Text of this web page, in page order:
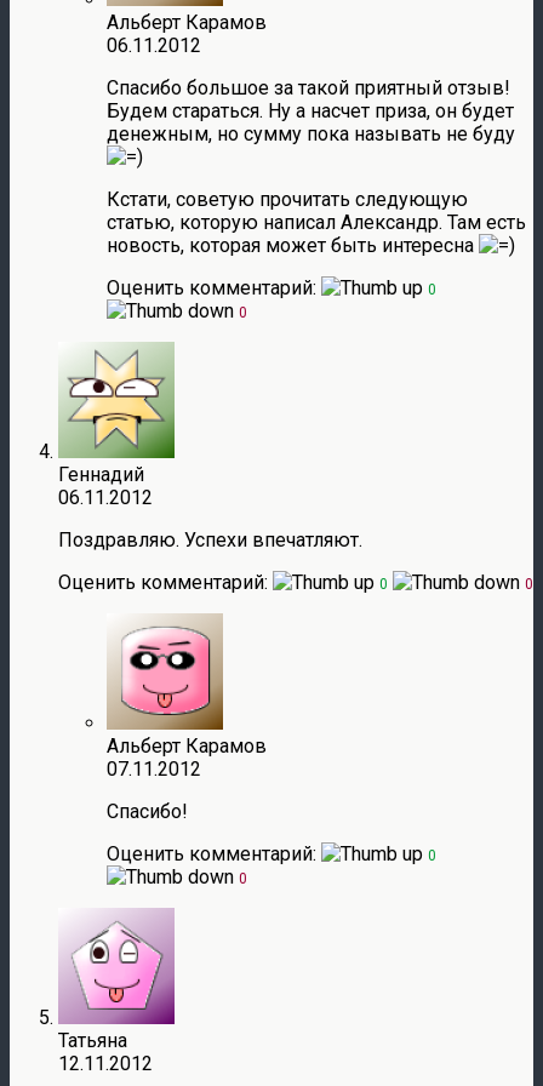
Альберт Карамов
06.11.2012
Спасибо большое за такой приятный отзыв!
Будем стараться. Ну а насчет приза, он будет
денежным, но сумму пока называть не буду
Кстати, советую прочитать следующую
статью, которую написал Александр. Там есть
новость, которая может быть интересна
Оценить комментарий:
0
0
Геннадий
06.11.2012
Поздравляю. Успехи впечатляют.
Оценить комментарий:
0 0
Альберт Карамов
07.11.2012
Спасибо!
Оценить комментарий:
0
0
Татьяна
12.11.2012